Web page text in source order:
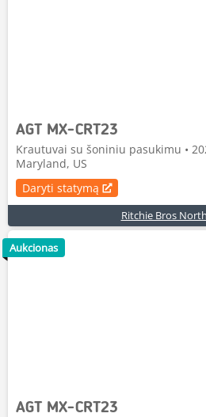
AGT MX-CRT23
Krautuvai su šoniniu pasukimu •
Maryland, US
Daryti statymą
Ritchie Bros
AGT MX-CRT23
Aukcionas